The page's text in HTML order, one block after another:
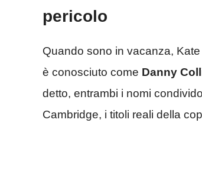
pericolo
Quando sono in vacanza,
è conosciuto come Danny
detto, entrambi i nomi
Cambridge, i titoli reali della